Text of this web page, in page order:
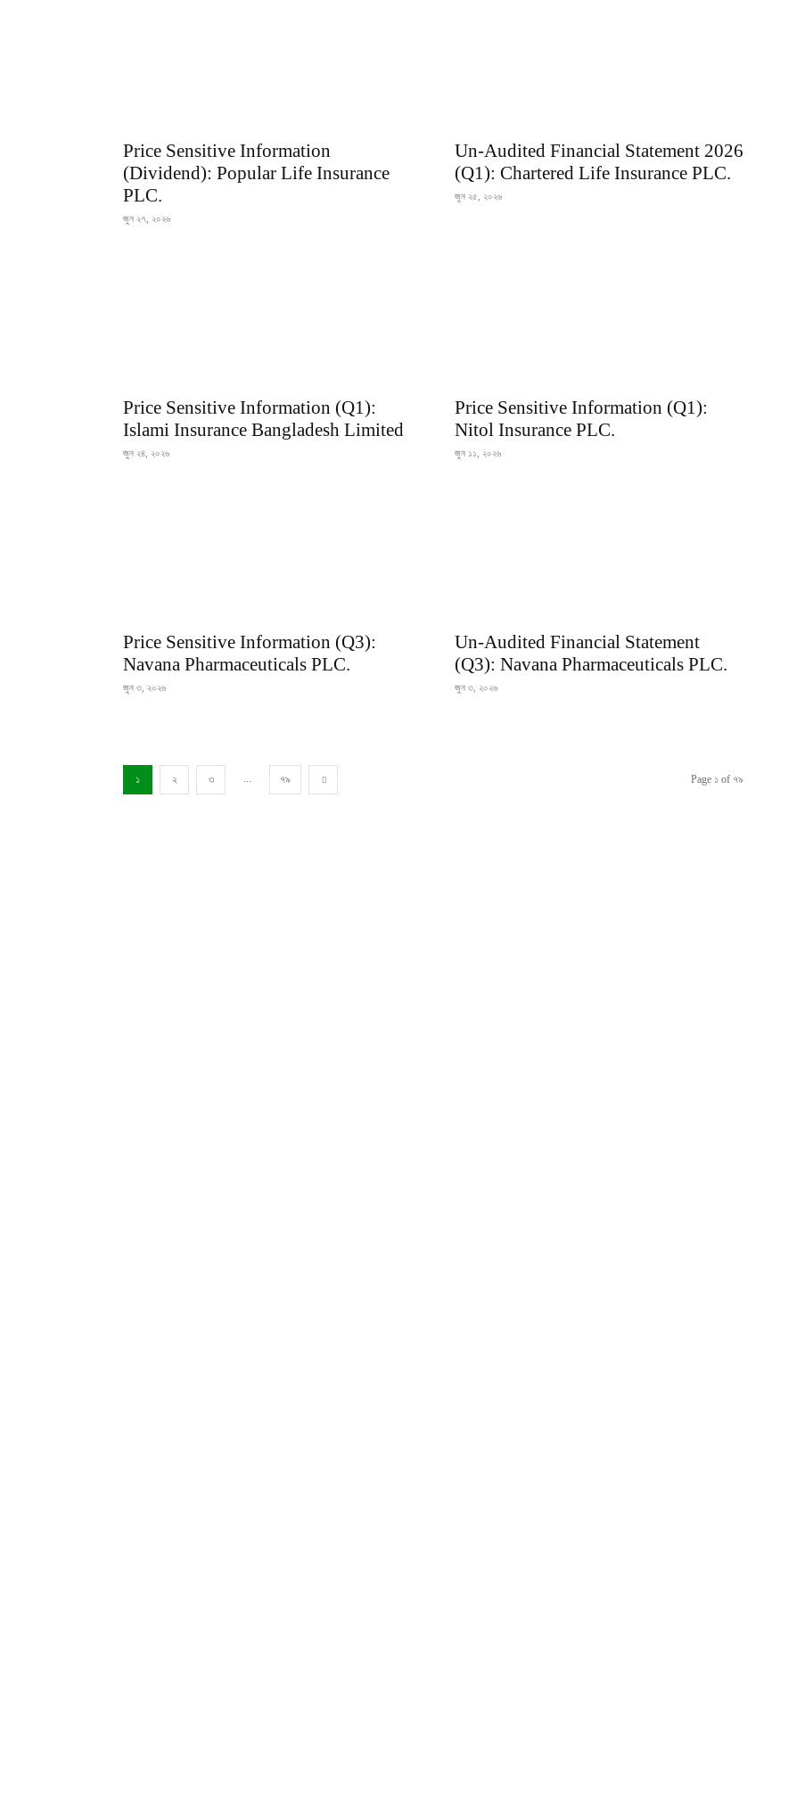
Price Sensitive Information
(Dividend): Popular Life Insurance
PLC.
জুন ২৭, ২০২৬
Un-Audited Financial Statement 2026
(Q1): Chartered Life Insurance PLC.
জুন ২৫, ২০২৬
Price Sensitive Information (Q1):
Islami Insurance Bangladesh Limited
জুন ২৪, ২০২৬
Price Sensitive Information (Q1):
Nitol Insurance PLC.
জুন ১১, ২০২৬
Price Sensitive Information (Q3):
Navana Pharmaceuticals PLC.
জুন ৩, ২০২৬
Un-Audited Financial Statement
(Q3): Navana Pharmaceuticals PLC.
জুন ৩, ২০২৬
১ ২ ৩ ... ৭৯ Page ১ of ৭৯